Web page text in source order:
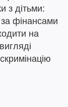
з дітьми:
за фінансами
на